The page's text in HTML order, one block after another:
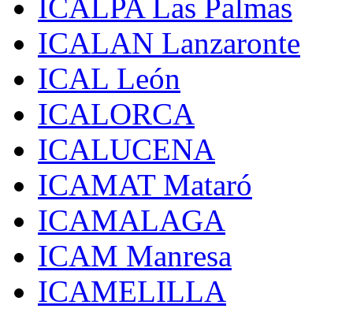
ICALPA Las Palmas
ICALAN Lanzaronte
ICAL León
ICALORCA
ICALUCENA
ICAMAT Mataró
ICAMALAGA
ICAM Manresa
ICAMELILLA